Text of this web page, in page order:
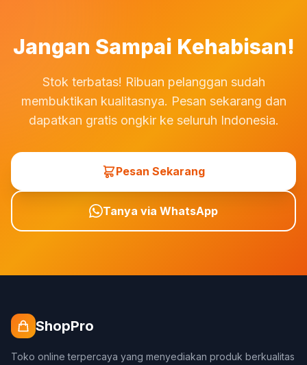
Jangan Sampai Kehabisan!
Stok terbatas! Ribuan pelanggan sudah
membuktikan kualitasnya. Pesan sekarang dan
dapatkan gratis ongkir ke seluruh Indonesia.
Pesan Sekarang
Tanya via WhatsApp
ShopPro
Toko online terpercaya yang menyediakan produk berkualitas